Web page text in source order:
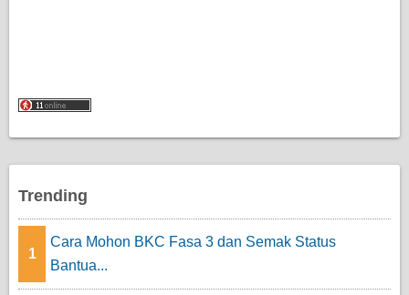
Trending
1
Cara Mohon BKC Fasa 3 dan Semak Status
Bantua...